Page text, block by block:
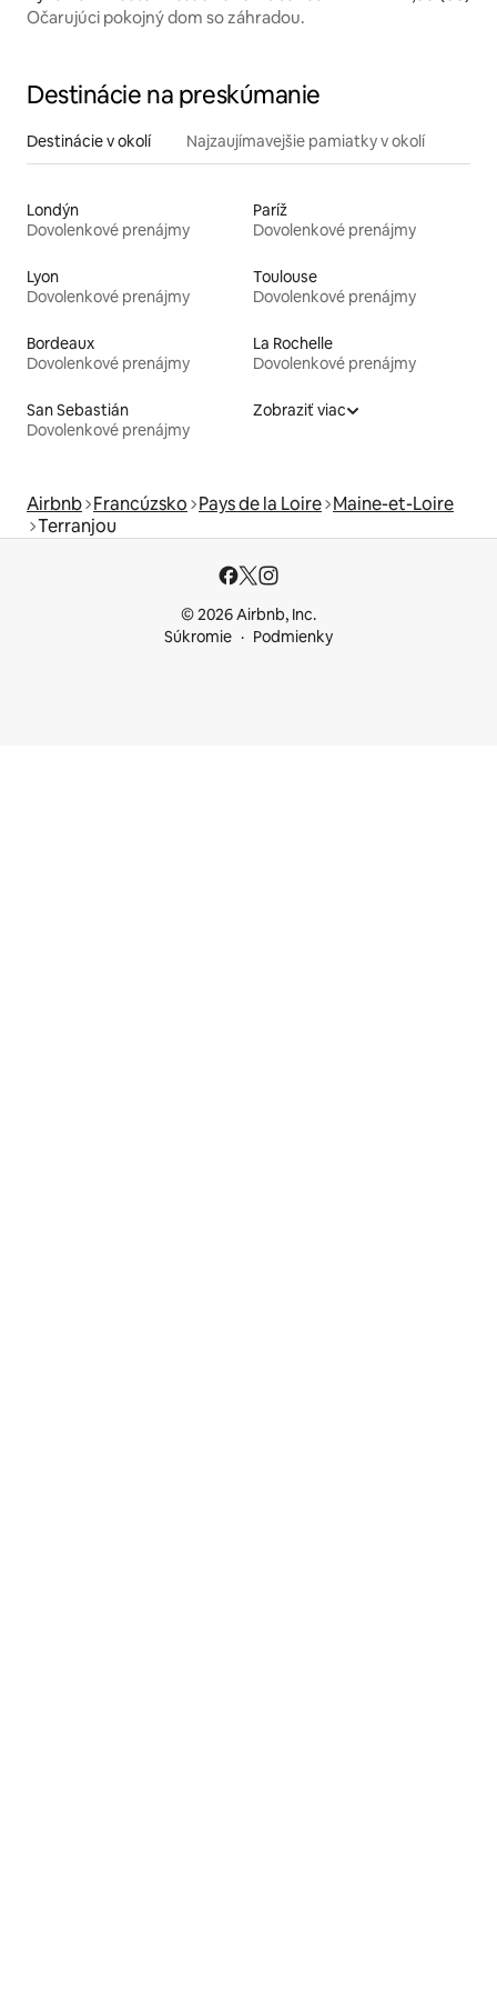
Očarujúci pokojný dom so záhradou.
Destinácie na preskúmanie
Destinácie v okolí Najzaujímavejšie pamiatky v okolí
Londýn
Dovolenkové prenájmy
Paríž
Dovolenkové prenájmy
Lyon
Dovolenkové prenájmy
Toulouse
Dovolenkové prenájmy
Bordeaux
Dovolenkové prenájmy
La Rochelle
Dovolenkové prenájmy
San Sebastián
Dovolenkové prenájmy
Zobraziť viac
Airbnb Francúzsko Pays de la Loire Maine-et-Loire
Terranjou
© 2026 Airbnb, Inc.
Súkromie
Podmienky